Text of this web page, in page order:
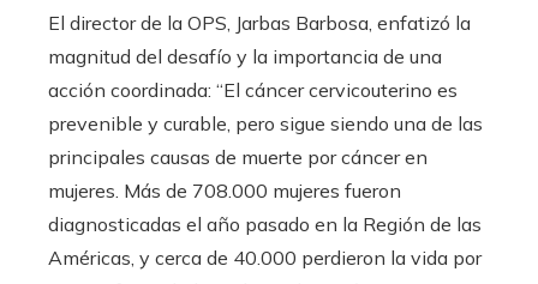
El director de la OPS, Jarbas Barbosa, enfatizó la
magnitud del desafío y la importancia de una
acción coordinada: “El cáncer cervicouterino es
prevenible y curable, pero sigue siendo una de las
principales causas de muerte por cáncer en
mujeres. Más de 708.000 mujeres fueron
diagnosticadas el año pasado en la Región de las
Américas, y cerca de 40.000 perdieron la vida por